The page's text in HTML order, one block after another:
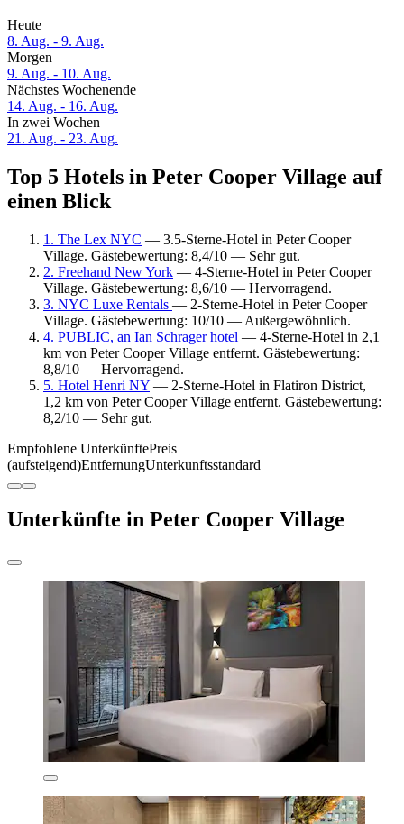
Heute
8. Aug. - 9. Aug.
Morgen
9. Aug. - 10. Aug.
Nächstes Wochenende
14. Aug. - 16. Aug.
In zwei Wochen
21. Aug. - 23. Aug.
Top 5 Hotels in Peter Cooper Village auf
einen Blick
1. The Lex NYC — 3.5-Sterne-Hotel in Peter Cooper
Village. Gästebewertung: 8,4/10 — Sehr gut.
2. Freehand New York — 4-Sterne-Hotel in Peter Cooper
Village. Gästebewertung: 8,6/10 — Hervorragend.
3. NYC Luxe Rentals — 2-Sterne-Hotel in Peter Cooper
Village. Gästebewertung: 10/10 — Außergewöhnlich.
4. PUBLIC, an Ian Schrager hotel — 4-Sterne-Hotel in 2,1
km von Peter Cooper Village entfernt. Gästebewertung:
8,8/10 — Hervorragend.
5. Hotel Henri NY — 2-Sterne-Hotel in Flatiron District,
1,2 km von Peter Cooper Village entfernt. Gästebewertung:
8,2/10 — Sehr gut.
Empfohlene UnterkünftePreis
(aufsteigend)EntfernungUnterkunftsstandard
Unterkünfte in Peter Cooper Village